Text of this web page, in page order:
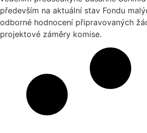
především na aktuální stav Fondu
odborné hodnocení připravovaných
projektové záměry komise.